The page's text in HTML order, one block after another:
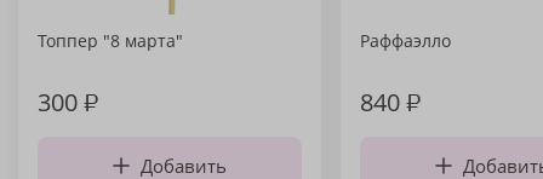
Топпер "8 марта"
300₽
Добавить
Раффаэлло
840₽